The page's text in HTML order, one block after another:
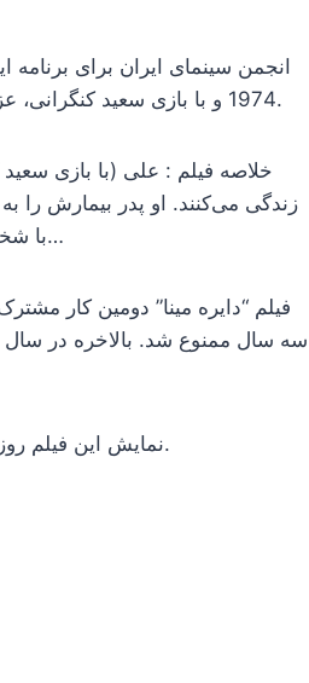
انجمن سینمای ایران برای برنامه
1974 و با بازی سعید کنگرانی، عزت الله انتظامی، علی نصیریان، فروزان و ایرج راد ساخته شده است.
خلاصه فیلم : علی (با بازی
زندگی می‌کنند. او پدر بیمارش را
با شخصی روبه رو می‌شوند که حاضر است در ازای خون به آن‌ها پول بدهد…
فیلم “دایره مینا” دومین کار
نمایش این فیلم روز شنبه 20 می ساعت 11:00 در سینما نوول اودئون پاریس خواهد بود.